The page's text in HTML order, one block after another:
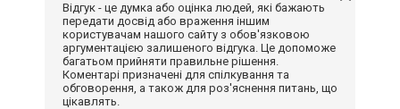
Відгук - це думка або оцінка людей, які бажають
передати досвід або враження іншим
користувачам нашого сайту з обов'язковою
аргументацією залишеного відгука. Це допоможе
багатьом прийняти правильне рішення.
Коментарі призначені для спілкування та
обговорення, а також для роз'яснення питань, що
цікавлять.